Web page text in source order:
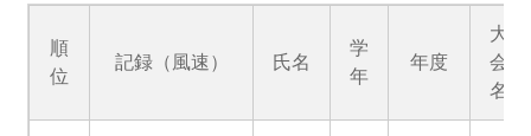
順
位
記録（風速） 氏名
学
年
年度
大
会
名